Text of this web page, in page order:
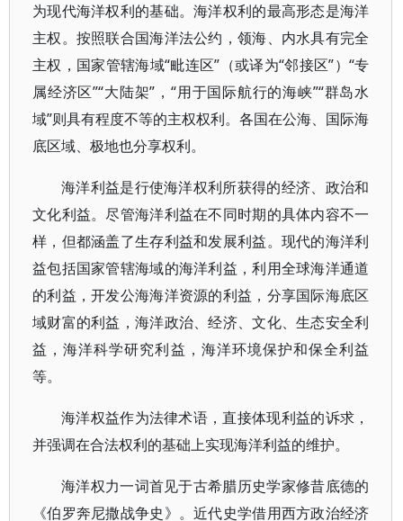
为现代海洋权利的基础。海洋权利的最高形态是海洋
主权。按照联合国海洋法公约，领海、内水具有完全
主权，国家管辖海域“毗连区”（或译为“邻接区”）“专
属经济区”“大陆架”，“用于国际航行的海峡”“群岛水
域”则具有程度不等的主权权利。各国在公海、国际海
底区域、极地也分享权利。
海洋利益是行使海洋权利所获得的经济、政治和
文化利益。尽管海洋利益在不同时期的具体内容不一
样，但都涵盖了生存利益和发展利益。现代的海洋利
益包括国家管辖海域的海洋利益，利用全球海洋通道
的利益，开发公海海洋资源的利益，分享国际海底区
域财富的利益，海洋政治、经济、文化、生态安全利
益，海洋科学研究利益，海洋环境保护和保全利益
等。
海洋权益作为法律术语，直接体现利益的诉求，
并强调在合法权利的基础上实现海洋利益的维护。
海洋权力一词首见于古希腊历史学家修昔底德的
《伯罗奔尼撒战争史》。近代史学借用西方政治经济